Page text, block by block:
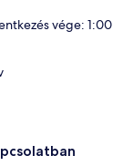
vége: 1:00